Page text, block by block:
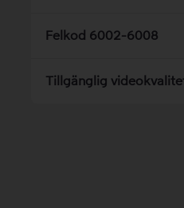
Felkod 6002-6008
Tillgänglig